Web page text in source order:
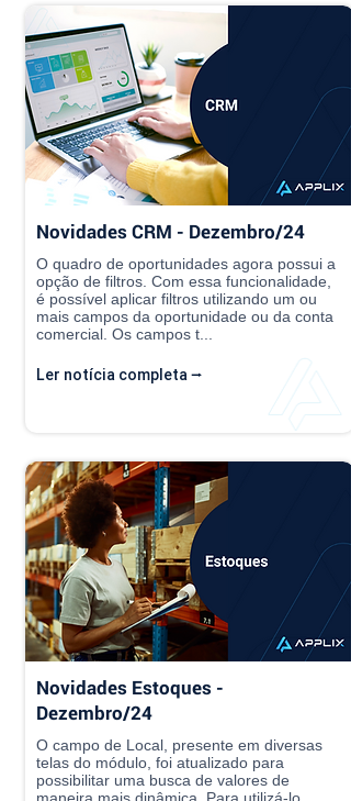
Novidades CRM - Dezembro/24
O quadro de oportunidades agora possui a
opção de filtros. Com essa funcionalidade,
é possível aplicar filtros utilizando um ou
mais campos da oportunidade ou da conta
comercial. Os campos t...
Ler notícia completa ⭢
Novidades Estoques -
Dezembro/24
O campo de Local, presente em diversas
telas do módulo, foi atualizado para
possibilitar uma busca de valores de